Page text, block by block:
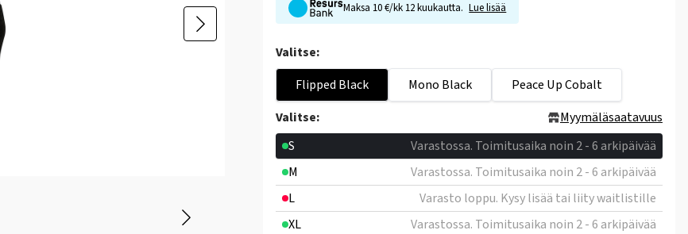
Maksa 10 €/kk 12 kuukautta. Lue lisää
Valitse:
Flipped Black
Mono Black
Peace Up Cobalt
Valitse:
Myymäläsaatavuus
S
Varastossa. Toimitusaika noin 2 - 6 arkipäivää
M
Varastossa. Toimitusaika noin 2 - 6 arkipäivää
L
Varasto loppu. Kysy lisää tai liity waitlistille
XL
Varastossa. Toimitusaika noin 2 - 6 arkipäivää